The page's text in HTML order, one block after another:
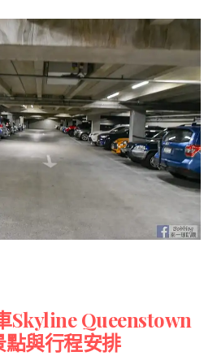
Skyline Queenstown
點與行程安排